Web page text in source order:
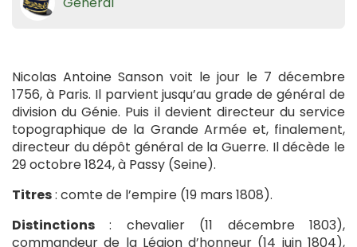
Nicolas Antoine Sanson voit le jour le 7 décembre
1756, à Paris. Il parvient jusqu’au grade de général de
division du Génie. Puis il devient directeur du service
topographique de la Grande Armée et, finalement,
directeur du dépôt général de la Guerre. Il décède le
29 octobre 1824, à Passy (Seine).
Titres: comte de l’empire (19 mars 1808).
Distinctions : chevalier (11 décembre 1803),
commandeur de la Légion d’honneur (14 juin 1804),